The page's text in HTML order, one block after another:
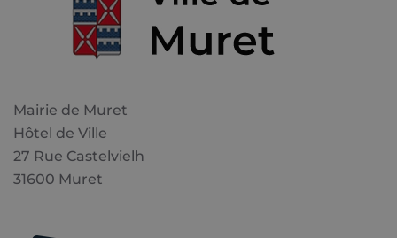
Mairie de Muret
Hôtel de Ville
27 Rue Castelvielh
31600 Muret